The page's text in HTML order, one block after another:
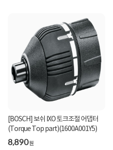
[BOSCH] 보쉬 IXO 토크조절 어댑터
(Torque Top part)(1600A001Y5)
8,890원